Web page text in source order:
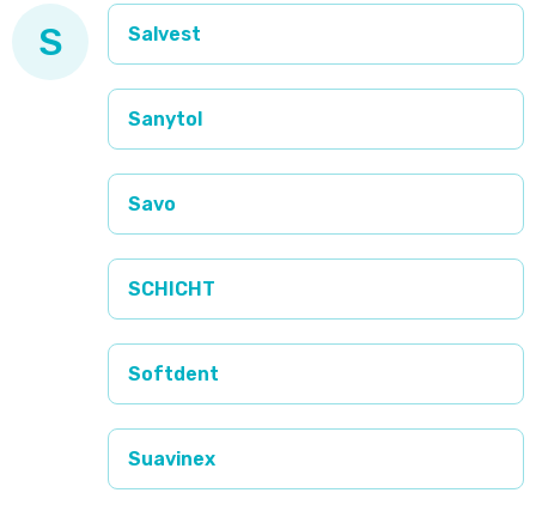
S Salvest
Sanytol
Savo
SCHICHT
Softdent
Suavinex